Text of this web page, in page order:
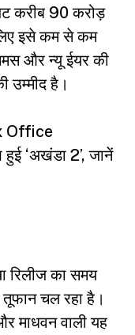
करीब 90 करोड़
इसे कम से कम
और न्यू ईयर की
उम्मीद है।
Office
‘अखंडा 2’, जानें
रिलीज का समय
चल रहा है।
माधवन वाली यह